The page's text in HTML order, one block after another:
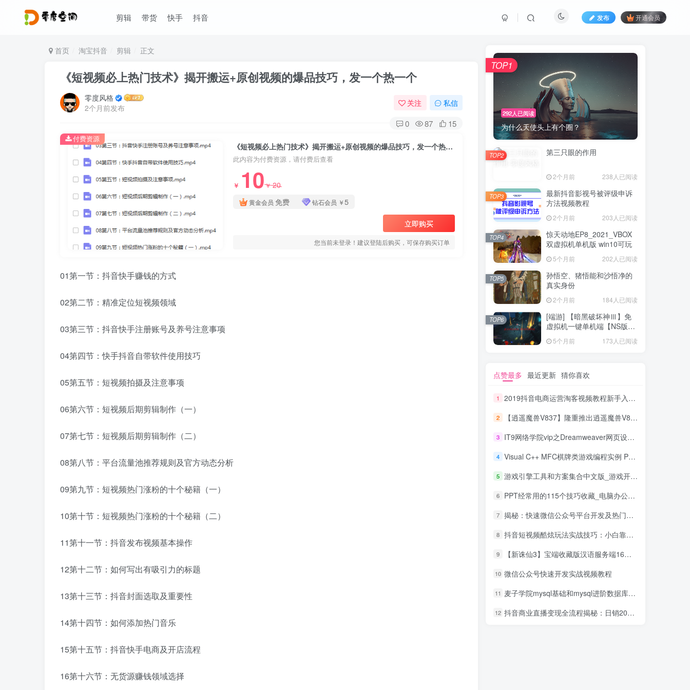
剪辑 带货 快手 抖音 发布 开通会员
首页 淘宝抖音 剪辑 正文
《短视频必上热门技术》揭开搬运+原创视频的爆品技巧，发一个热一个
零度风格
2个月前发布
关注 私信
0 87 15
《短视频必上热门技术》揭开搬运+原创视频的爆品技巧，发一个热一个
此内容为付费资源，请付费后查看
￥ 10￥20
黄金会员 免费 钻石会员 ￥5
立即购买
您当前未登录！建议登陆后购买，可保存购买订单
付费资源
01第一节：抖音快手赚钱的方式
02第二节：精准定位短视频领域
03第三节：抖音快手注册账号及养号注意事项
04第四节：快手抖音自带软件使用技巧
05第五节：短视频拍摄及注意事项
06第六节：短视频后期剪辑制作（一）
07第七节：短视频后期剪辑制作（二）
08第八节：平台流量池推荐规则及官方动态分析
09第九节：短视频热门涨粉的十个秘籍（一）
10第十节：短视频热门涨粉的十个秘籍（二）
11第十一节：抖音发布视频基本操作
12第十二节：如何写出有吸引力的标题
13第十三节：抖音封面选取及重要性
14第十四节：如何添加热门音乐
15第十五节：抖音快手电商及开店流程
16第十六节：无货源赚钱领域选择
292人已阅读
为什么天使头上有个圈？
TOP1
第三只眼的作用
2个月前 238人已阅读
TOP2
最新抖音影视号被评级申诉
方法视频教程
2个月前 203人已阅读
TOP3
惊天动地EP8_2021_VBOX
双虚拟机单机版 win10可玩
5个月前 202人已阅读
TOP4
孙悟空、猪悟能和沙悟净的
真实身份
2个月前 184人已阅读
TOP5
[端游] 【暗黑破坏神Ⅲ】免
虚拟机一键单机端【NS版
5个月前 173人已阅读
TOP6
点赞最多 最近更新 猜你喜欢
1 2019抖音电商运营淘客视频教程新手入门抖商营销教程卖货引流技巧_电商运营教程
2 【逍遥魔兽V837】隆重推出逍遥魔兽V837！带全新一键端工具
3 IT9网络学院vip之Dreamweaver网页设计（打包）无水印_UI设计教程
4 Visual C++ MFC棋牌类游戏编程实例 PDF_游戏开发教程
5 游戏引擎工具和方案集合中文版_游戏开发教程
6 PPT经常用的115个技巧收藏_电脑办公教程
7 揭秘：快速微信公众号平台开发及热门功能详解_新媒体运营教程
8 抖音短视频酷炫玩法实战技巧：小白靠搬运也能月入1万到10万(6节视频)
9 【新诛仙3】宝端收藏版汉语服务端16岗位PC大型电脑上仙侠游戏局域网联机
10 微信公众号快速开发实战视频教程
11 麦子学院mysql基础和mysql进阶数据库视频教程
12 抖音商业直播变现全流程揭秘：日销20000单20天创收688万（含无人直播教程）